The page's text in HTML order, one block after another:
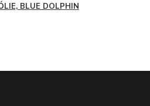
BLUE DOLPHIN